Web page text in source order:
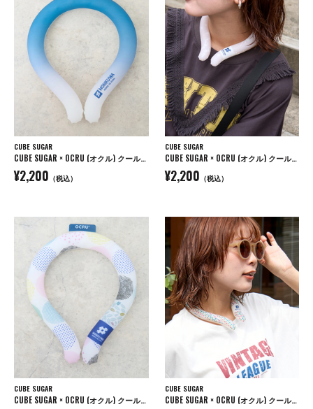
CUBE SUGAR
CUBE SUGAR × OCRU (オクル) クールリング
¥2,200 （税込）
CUBE SUGAR
CUBE SUGAR × OCRU (オクル) クールリング
¥2,200 （税込）
CUBE SUGAR
CUBE SUGAR × OCRU (オクル) クールリング
CUBE SUGAR
CUBE SUGAR × OCRU (オクル) クールリング